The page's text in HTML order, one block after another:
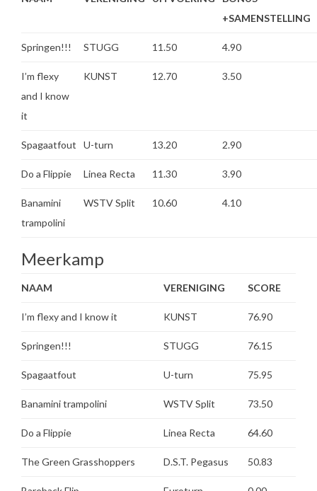
+SAMENSTELLING
Springen!!! STUGG 11.50 4.90
I’m flexy
and I know
it
KUNST 12.70 3.50
Spagaatfout U-turn 13.20 2.90
Do a Flippie Linea Recta 11.30 3.90
Banamini
trampolini
WSTV Split 10.60 4.10
Meerkamp
NAAM VERENIGING SCORE
I’m flexy and I know it KUNST 76.90
Springen!!! STUGG 76.15
Spagaatfout U-turn 75.95
Banamini trampolini WSTV Split 73.50
Do a Flippie Linea Recta 64.60
The Green Grasshoppers D.S.T. Pegasus 50.83